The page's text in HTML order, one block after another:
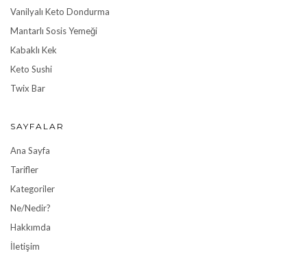
Vanilyalı Keto Dondurma
Mantarlı Sosis Yemeği
Kabaklı Kek
Keto Sushi
Twix Bar
SAYFALAR
Ana Sayfa
Tarifler
Kategoriler
Ne/Nedir?
Hakkımda
İletişim